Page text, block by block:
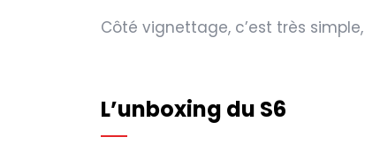
Côté vignettage, c’est très
L’unboxing du S6